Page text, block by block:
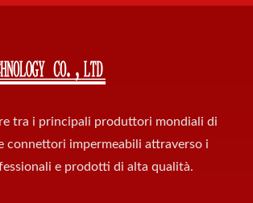
tra i principali produttori mondiali di
connettori impermeabili attraverso i
e prodotti di alta qualità.